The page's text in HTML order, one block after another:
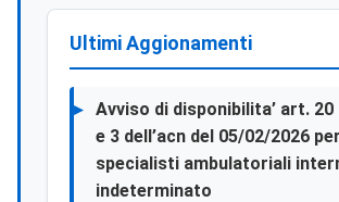
Ultimi Aggionamenti
Avviso di disponibilita’ art. 20
e 3 dell’acn del 05/02/2026
specialisti ambulatoriali
indeterminato